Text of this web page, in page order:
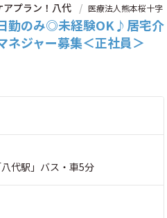
アプラン！八代 医療法人熊本桜十字
勤のみ◎未経験OK♪居宅介
ネジャー募集＜正社員＞
代駅」バス・車5分